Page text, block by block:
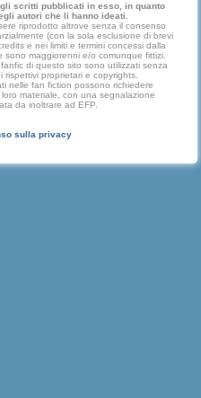
scritti pubblicati in esso, in quanto
autori che li hanno ideati.
riprodotto altrove senza il consenso
(con la sola esclusione di brevi
e nei limiti e termini concessi dalla
sono maggiorenni e/o comunque fittizi.
di questo sito sono utilizzati senza
proprietari e copyrights.
nelle fan fiction possono richiedere
materiale, con una segnalazione
da inoltrare ad EFP.
sulla privacy